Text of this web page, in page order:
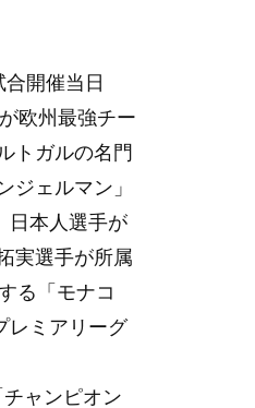
開催当日
欧州最強チー
トガルの名門
ェルマン」
日本人選手が
実選手が所属
る「モナコ
レミアリーグ
ャンピオン